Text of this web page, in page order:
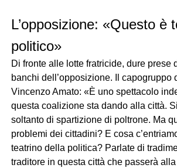
L’opposizione: «Questo è
politico»
Di fronte alle lotte fratricide, dure prese
banchi dell’opposizione. Il capogruppo
Vincenzo Amato: «È uno spettacolo
questa coalizione sta dando alla città.
soltanto di spartizione di poltrone. Ma
problemi dei cittadini? E cosa
teatrino della politica? Parlate di
traditore in questa città che passerà